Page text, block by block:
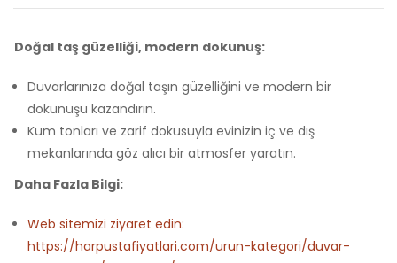
Doğal taş güzelliği, modern dokunuş:
Duvarlarınıza doğal taşın güzelliğini ve modern bir
dokunuşu kazandırın.
Kum tonları ve zarif dokusuyla evinizin iç ve dış
mekanlarında göz alıcı bir atmosfer yaratın.
Daha Fazla Bilgi:
Web sitemizi ziyaret edin:
https://harpustafiyatlari.com/urun-kategori/duvar-